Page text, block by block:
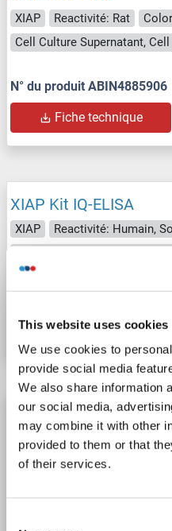
This website uses cookies
We use cookies to
provide social media
We also share information
our social media,
may combine it with other
provided to them or that
of their services.
XIAP Reactivité: Rat
N° du produit ABIN4885906
Fiche technique
XIAP Kit IQ-ELISA
XIAP Reactivité: Humain,
N° du produit ABIN6385730
Fiche technique
XIAP Kit ELISA
QuickTest XIAP
Sandwich ELISA